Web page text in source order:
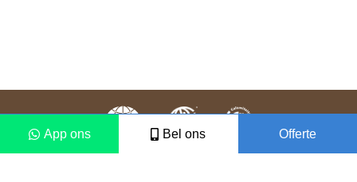
App ons Bel ons Offerte